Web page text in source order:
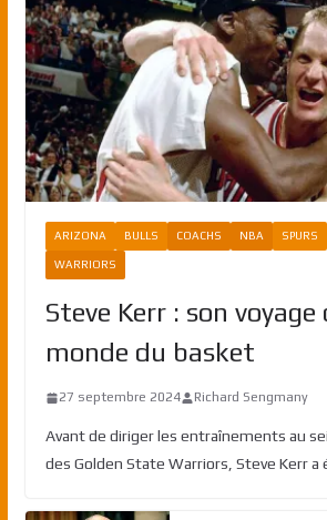
ARIZONA BULLS COACHS NBA SPURS
WARRIORS
Steve Kerr : son voyage
monde du basket
27 septembre 2024 Richard Sengmany
Avant de diriger les entraînements au
des Golden State Warriors, Steve Kerr a